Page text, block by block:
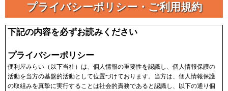
プライバシーポリシー・ご利用規約
下記の内容を必ずお読みください
プライバシーポリシー
便利屋みらい（以下当社）は、個人情報の重要性を認識し、個人情報保護の
活動を当方の基盤的活動として位置づけております。当方は、個人情報保護
の取組みを真摯に実行することは社会的責務であると認識し、以下の通り個